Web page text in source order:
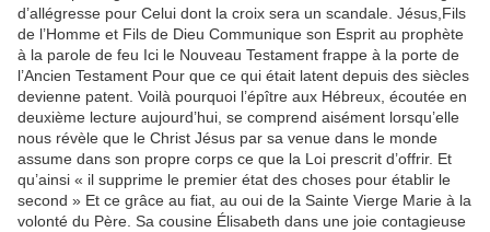
d’allégresse pour Celui dont la croix sera un scandale. Jésus,Fils
de l’Homme et Fils de Dieu Communique son Esprit au prophète
à la parole de feu Ici le Nouveau Testament frappe à la porte de
l’Ancien Testament Pour que ce qui était latent depuis des siècles
devienne patent. Voilà pourquoi l’épître aux Hébreux, écoutée en
deuxième lecture aujourd’hui, se comprend aisément lorsqu’elle
nous révèle que le Christ Jésus par sa venue dans le monde
assume dans son propre corps ce que la Loi prescrit d’offrir. Et
qu’ainsi « il supprime le premier état des choses pour établir le
second » Et ce grâce au fiat, au oui de la Sainte Vierge Marie à la
volonté du Père. Sa cousine Élisabeth dans une joie contagieuse